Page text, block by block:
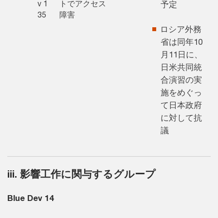
v 1
35
トでアクセス
障害
予定
ロシア外務
省は同年10
月11日に、
日米共同統
合演習の実
施をめぐっ
て日本政府
に対して抗
議
iii. 影響工作に関与するグループ
Blue Dev 14